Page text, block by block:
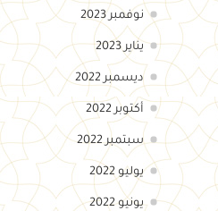
نوفمبر 2023
يناير 2023
ديسمبر 2022
أكتوبر 2022
سبتمبر 2022
يوليو 2022
يونيو 2022